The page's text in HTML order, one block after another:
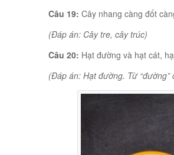
Câu 19: Cây nhang càng đốt
(Đáp án: Cây tre, cây trúc)
Câu 20: Hạt đường và hạt cát,
(Đáp án: Hạt đường. Từ